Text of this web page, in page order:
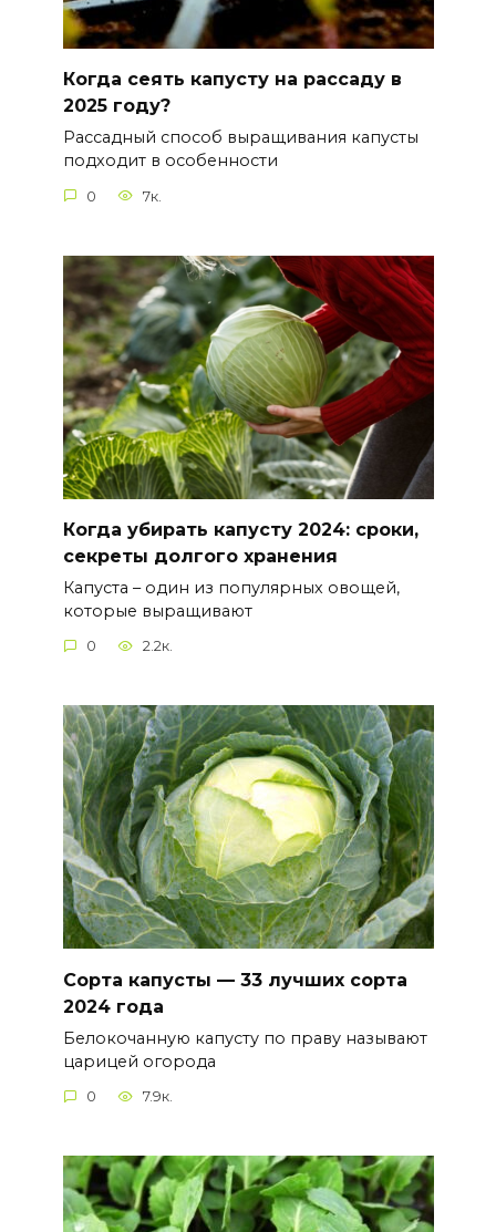
Когда сеять капусту на рассаду в
2025 году?
Рассадный способ выращивания капусты
подходит в особенности
0 7к.
Когда убирать капусту 2024: сроки,
секреты долгого хранения
Капуста – один из популярных овощей,
которые выращивают
0 2.2к.
Сорта капусты — 33 лучших сорта
2024 года
Белокочанную капусту по праву называют
царицей огорода
0 7.9к.